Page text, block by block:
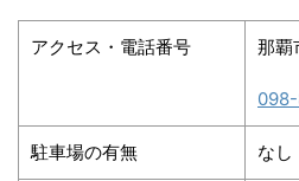
アクセス・電話番号 那覇
駐車場の有無 なし